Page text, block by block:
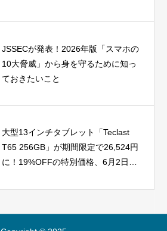
JSSECが発表！2026年版「スマホの
10大脅威」から身を守るために知っ
ておきたいこと
大型13インチタブレット「Teclast
T65 256GB」が期間限定で26,524円
に！19%OFFの特別価格、6月2日ま